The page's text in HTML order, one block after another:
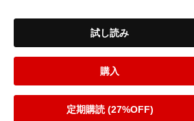
試し読み
購入
定期購読 (27%OFF)